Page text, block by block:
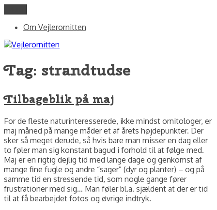
indhold
Vejlerornitten
fotos og skriblerier af Jørgen Peter Kjeldsen/ornit.dk
Om Vejlerornitten
Tag: strandtudse
Tilbageblik på maj
For de fleste naturinteresserede, ikke mindst ornitologer, er
maj måned på mange måder et af årets højdepunkter. Der
sker så meget derude, så hvis bare man misser en dag eller
to føler man sig konstant bagud i forhold til at følge med.
Maj er en rigtig dejlig tid med lange dage og genkomst af
mange fine fugle og andre “sager” (dyr og planter) – og på
samme tid en stressende tid, som nogle gange fører
frustrationer med sig… Man føler bl.a. sjældent at der er tid
til at få bearbejdet fotos og øvrige indtryk.